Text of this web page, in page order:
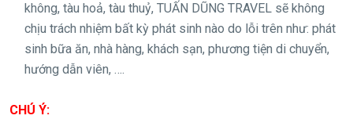
không, tàu hoả, tàu thuỷ, TUẤN DŨNG TRAVEL sẽ không
chịu trách nhiệm bất kỳ phát sinh nào do lỗi trên như: phát
sinh bữa ăn, nhà hàng, khách sạn, phương tiện di chuyển,
hướng dẫn viên, ….
CHÚ Ý: